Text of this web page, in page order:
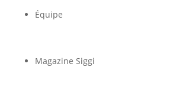
Équipe
Magazine Siggi